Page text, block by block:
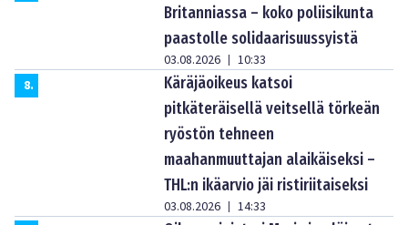
Britanniassa – koko poliisikunta
paastolle solidaarisuussyistä
03.08.2026 | 10:33
8.
Käräjäoikeus katsoi
pitkäteräisellä veitsellä törkeän
ryöstön tehneen
maahanmuuttajan alaikäiseksi –
THL:n ikäarvio jäi ristiriitaiseksi
03.08.2026 | 14:33